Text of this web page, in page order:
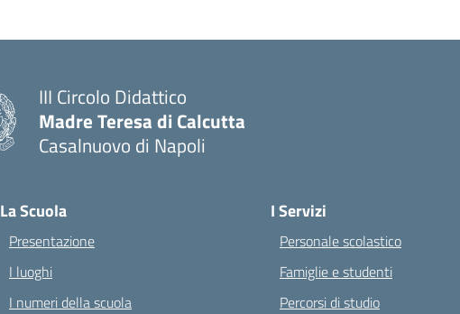
III Circolo Didattico
Madre Teresa di Calcutta
Casalnuovo di Napoli
La Scuola
Presentazione
I luoghi
I numeri della scuola
I Servizi
Personale scolastico
Famiglie e studenti
Percorsi di studio